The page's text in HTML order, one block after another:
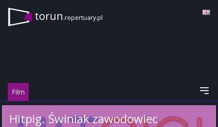
torun.repertuary.pl
Film
Hitpig. Świniak zawodowiec